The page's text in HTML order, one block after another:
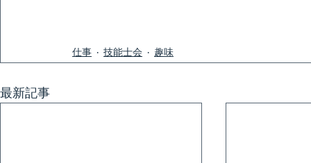
仕事 技能士会 趣味
最新記事